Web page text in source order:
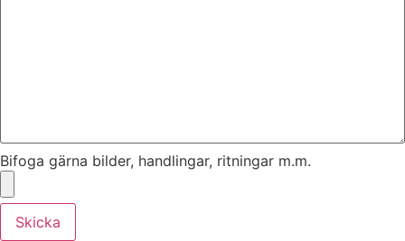
Bifoga gärna bilder, handlingar, ritningar m.m.
Skicka